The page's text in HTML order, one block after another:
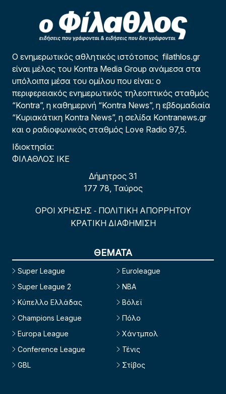
Ο ενημερωτικός αθλητικός ιστότοπος filathlos.gr
είναι μέλος του Kontra Media Group ανάμεσα στα
υπόλοιπα μέσα του ομίλου που είναι: ο
περιφερειακός ενημερωτικός τηλεοπτικός σταθμός
“Kontra”, η καθημερινή “Kontra News”, η εβδομαδιαία
“Κυριακάτικη Kontra News”, η σελίδα Kontranews.gr
και ο ραδιοφωνικός σταθμός Love Radio 97,5.
Ιδιοκτησία:
ΦΙΛΑΘΛΟΣ ΙΚΕ
Δήμητρος 31
177 78, Ταύρος
ΟΡΟΙ ΧΡΗΣΗΣ - ΠΟΛΙΤΙΚΗ ΑΠΟΡΡΗΤΟΥ
ΚΡΑΤΙΚΗ ΔΙΑΦΗΜΙΣΗ
ΘΕΜΑΤΑ
Super League
Super League 2
Κύπελλο Ελλάδας
Champions League
Europa League
Conference League
GBL
Euroleague
NBA
Βόλεϊ
Πόλο
Χάντμπολ
Τένις
Στίβος